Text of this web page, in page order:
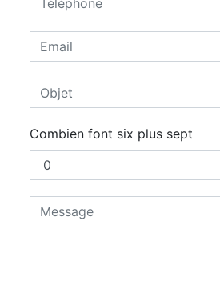
Combien font six plus sept